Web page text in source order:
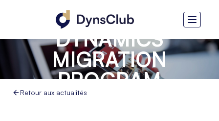
DYNAMICS
MIGRATION
PROGRAM
Retour aux actualités